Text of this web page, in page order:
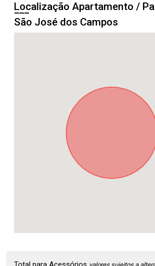
Localização Apartamento /
São José dos Campos